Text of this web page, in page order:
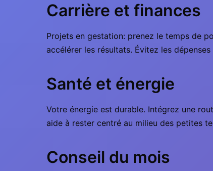
Carrière et finances
Projets en gestation: prenez le temps de
accélérer les résultats. Évitez les
Santé et énergie
Votre énergie est durable. Intégrez une
aide à rester centré au milieu des petites
Conseil du mois